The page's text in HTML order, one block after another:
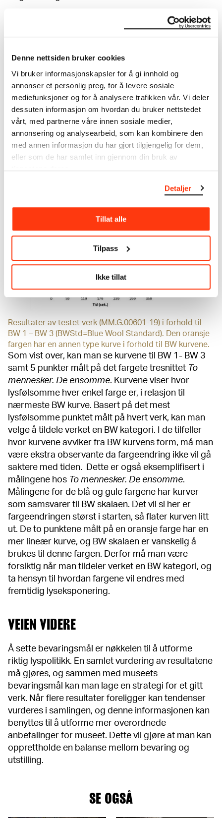
Denne nettsiden bruker cookies
Vi bruker informasjonskapsler for å gi innhold og
annonser et personlig preg, for å levere sosiale
mediefunksjoner og for å analysere trafikken vår. Vi deler
dessuten informasjon om hvordan du bruker nettstedet
vårt, med partnerne våre innen sosiale medier,
annonsering og analysearbeid, som kan kombinere den
med annen informasjon du har gjort tilgjengelig for dem,
eller som de har samlet inn gjennom din bruk av
tjenestene deres.
Detaljer
Tillat alle
Tilpass
Ikke tillat
MM.G.00601-19 To mennesker. De ensomme (1899).
Tresnitt trykt i farger. Foto © Munchmuseet. 5
målepunkter i rødt.
Resultater av testet verk (MM.G.00601-19) i forhold til
BW 1 – BW 3 (BWStd=Blue Wool Standard). Den oransje
fargen har en annen type kurve i forhold til BW kurvene.
Som vist over, kan man se kurvene til BW 1- BW 3
samt 5 punkter målt på det fargete tresnittet To
mennesker. De ensomme. Kurvene viser hvor
lysfølsomme hver enkel farge er, i relasjon til
nærmeste BW kurve. Basert på det mest
lysfølsomme punktet målt på hvert verk, kan man
velge å tildele verket en BW kategori. I de tilfeller
hvor kurvene avviker fra BW kurvens form, må man
være ekstra observante da fargeendring ikke vil gå
saktere med tiden. Dette er også eksemplifisert i
målingene hos To mennesker. De ensomme.
Målingene for de blå og gule fargene har kurver
som samsvarer til BW skalaen. Det vil si her er
fargeendringen størst i starten, så flater kurven litt
ut. De to punktene målt på en oransje farge har en
mer lineær kurve, og BW skalaen er vanskelig å
brukes til denne fargen. Derfor må man være
forsiktig når man tildeler verket en BW kategori, og
ta hensyn til hvordan fargene vil endres med
fremtidig lyseksponering.
VEIEN VIDERE
Å sette bevaringsmål er nøkkelen til å utforme
riktig lyspolitikk. En samlet vurdering av resultatene
må gjøres, og sammen med museets
bevaringsmål kan man lage en strategi for et gitt
verk. Når flere resultater foreligger kan tendenser
vurderes i samlingen, og denne informasjonen kan
benyttes til å utforme mer overordnede
anbefalinger for museet. Dette vil gjøre at man kan
opprettholde en balanse mellom bevaring og
utstilling.
SE OGSÅ